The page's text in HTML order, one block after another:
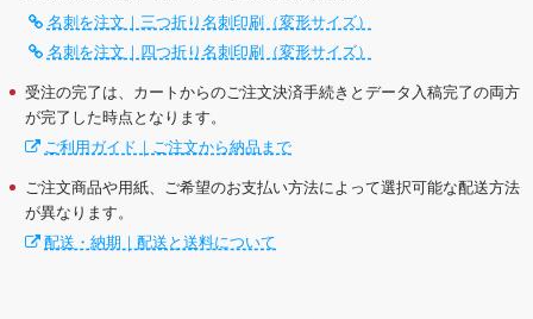
名刺を注文｜三つ折り名刺印刷（変形サイズ）
名刺を注文｜四つ折り名刺印刷（変形サイズ）
受注の完了は、カートからのご注文決済手続きとデータ入稿完了の両方
が完了した時点となります。
ご利用ガイド｜ご注文から納品まで
ご注文商品や用紙、ご希望のお支払い方法によって選択可能な配送方法
が異なります。
配送・納期｜配送と送料について